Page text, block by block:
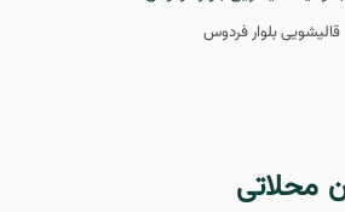
قالیشویی بلوار فردوس
محلاتی